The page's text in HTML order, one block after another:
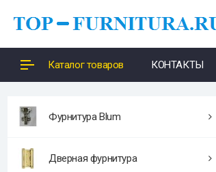
Каталог товаров КОНТАКТЫ
Фурнитура Blum
Дверная фурнитура